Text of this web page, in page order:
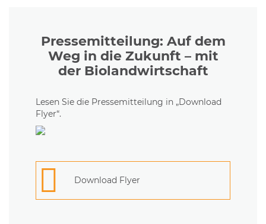
Pressemitteilung: Auf dem
Weg in die Zukunft – mit
der Biolandwirtschaft
Lesen Sie die Pressemitteilung in „Download
Flyer“.
Download Flyer